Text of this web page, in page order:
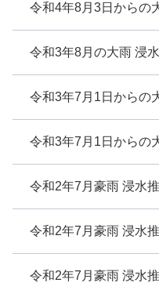
令和4年8月3日からの
令和3年8月の大雨 浸
令和3年7月1日からの
令和3年7月1日からの
令和2年7月豪雨 浸水
令和2年7月豪雨 浸水
令和2年7月豪雨 浸水